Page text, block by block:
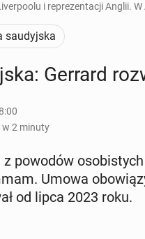
i reprezentacji Anglii.
saudyjska
Gerrard
w 2 minuty
z powodów
Umowa
od lipca 2023 roku.